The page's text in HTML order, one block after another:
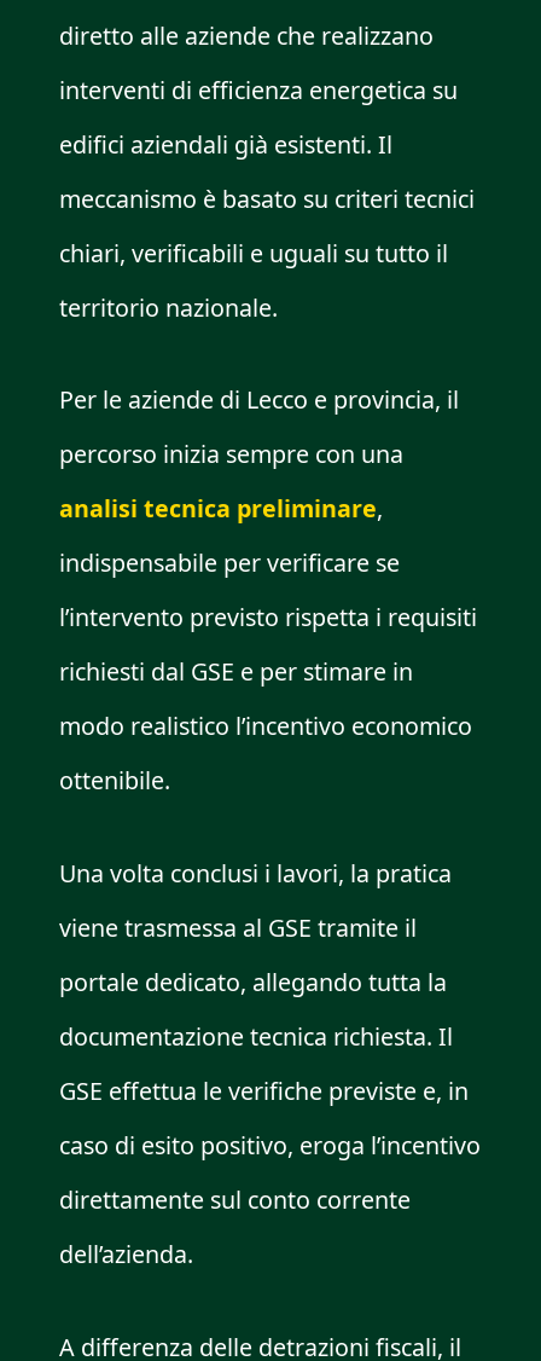
diretto alle aziende che realizzano
interventi di efficienza energetica su
edifici aziendali già esistenti. Il
meccanismo è basato su criteri tecnici
chiari, verificabili e uguali su tutto il
territorio nazionale.
Per le aziende di Lecco e provincia, il
percorso inizia sempre con una
analisi tecnica preliminare,
indispensabile per verificare se
l’intervento previsto rispetta i requisiti
richiesti dal GSE e per stimare in
modo realistico l’incentivo economico
ottenibile.
Una volta conclusi i lavori, la pratica
viene trasmessa al GSE tramite il
portale dedicato, allegando tutta la
documentazione tecnica richiesta. Il
GSE effettua le verifiche previste e, in
caso di esito positivo, eroga l’incentivo
direttamente sul conto corrente
dell’azienda.
A differenza delle detrazioni fiscali, il